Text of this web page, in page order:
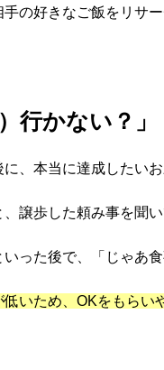
の好きなご飯をリサ
行かない？」
、本当に達成したい
譲歩した頼み事を聞い
った後で、「じゃあ
いため、OKをもらい